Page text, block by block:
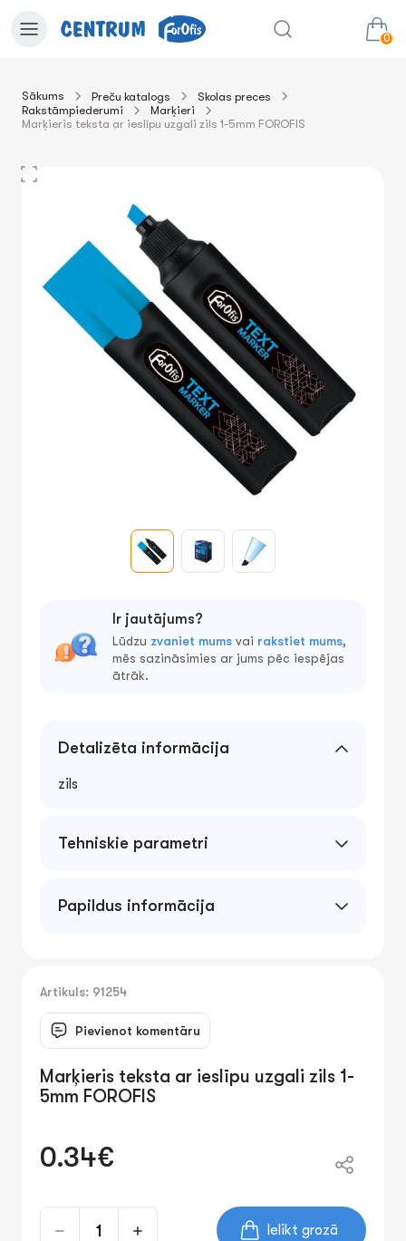
0
uz grozu Summa:
Sākums Preču katalogs
Skolas preces
Rakstāmpiederumi
Marķieri
Marķieris teksta ar ieslīpu uzgali zils 1-5mm FOROFIS
Ir jautājums?
Lūdzu zvaniet mums vai rakstiet mums,
mēs sazināsimies ar jums pēc iespējas
ātrāk.
Detalizēta informācija
zils
Tehniskie parametri
Papildus informācija
Artikuls: 91254
Pievienot komentāru
Marķieris teksta ar ieslīpu uzgali zils 1-
5mm FOROFIS
0.34€
Ielikt grozā